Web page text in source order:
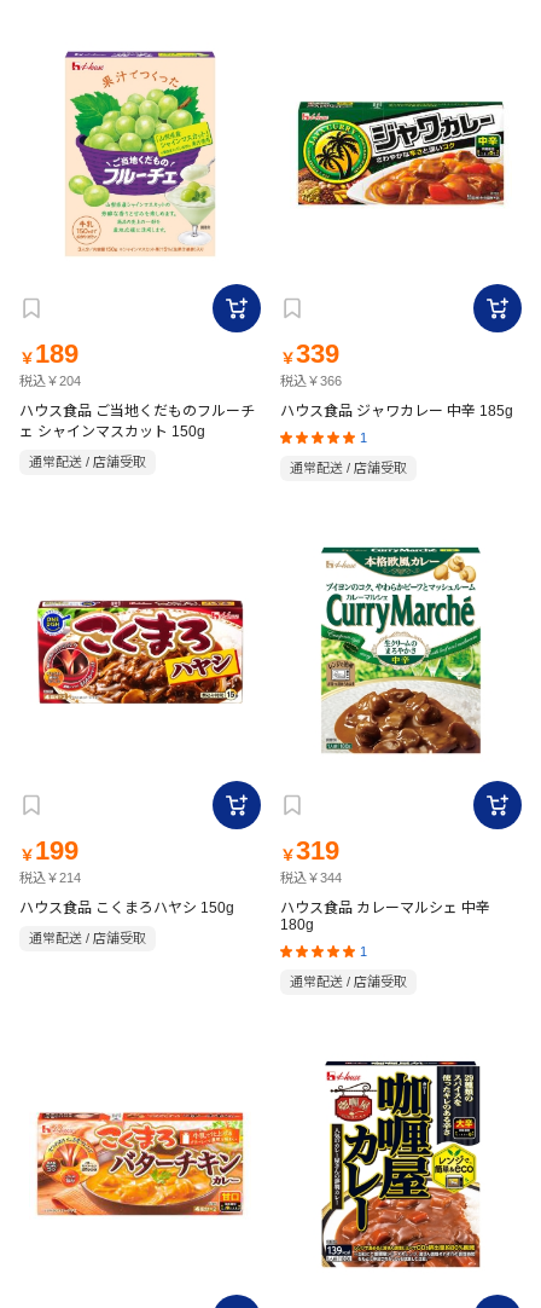
￥ 189
税込￥204
ハウス食品 ご当地くだものフルーチ
ェ シャインマスカット 150g
通常配送 / 店舗受取
￥339
税込￥366
ハウス食品 ジャワカレー 中辛 185g
1
通常配送 / 店舗受取
￥ 199
税込￥214
ハウス食品 こくまろハヤシ 150g
通常配送 / 店舗受取
￥319
税込￥344
ハウス食品 カレーマルシェ 中辛
180g
1
通常配送 / 店舗受取